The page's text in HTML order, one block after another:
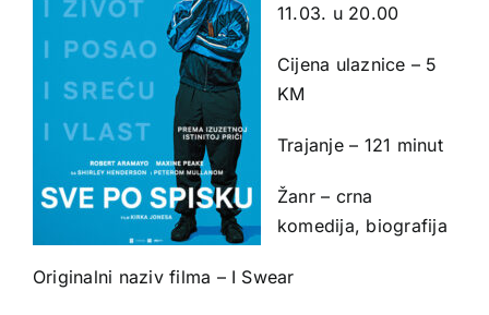
11.03. u 20.00
Cijena ulaznice – 5
KM
Trajanje – 121 minut
Žanr – crna
komedija, biografija
Originalni naziv filma – I Swear